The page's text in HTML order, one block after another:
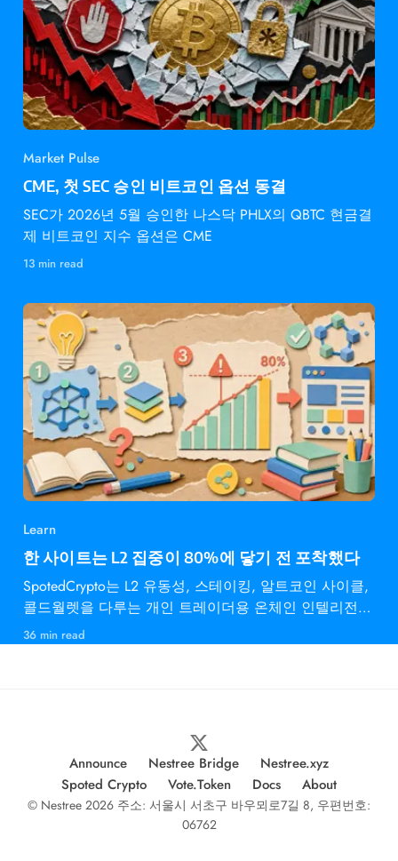
Market Pulse
CME, 첫 SEC 승인 비트코인 옵션 동결
SEC가 2026년 5월 승인한 나스닥 PHLX의 QBTC 현금결
제 비트코인 지수 옵션은 CME
13 min read
Learn
한 사이트는 L2 집중이 80%에 닿기 전 포착했다
SpotedCrypto는 L2 유동성, 스테이킹, 알트코인 사이클,
콜드월렛을 다루는 개인 트레이더용 온체인 인텔리전스
다.
36 min read
Announce Nestree Bridge
Nestree.xyz
Spoted Crypto
Vote.Token Docs About
© Nestree 2026 주소: 서울시 서초구 바우뫼로7길 8, 우편번호:
06762